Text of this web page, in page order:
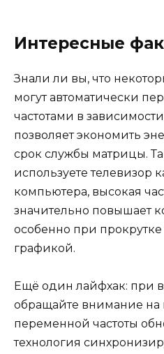
Интересные
Знали ли вы, что
могут автоматически
частотами в зависимости
позволяет экономить
срок службы матрицы.
используете телевизор
компьютера, высокая
значительно повышает
особенно при прокрутке
графикой.
Ещё один лайфхак: при
обращайте внимание
переменной частоты
технология